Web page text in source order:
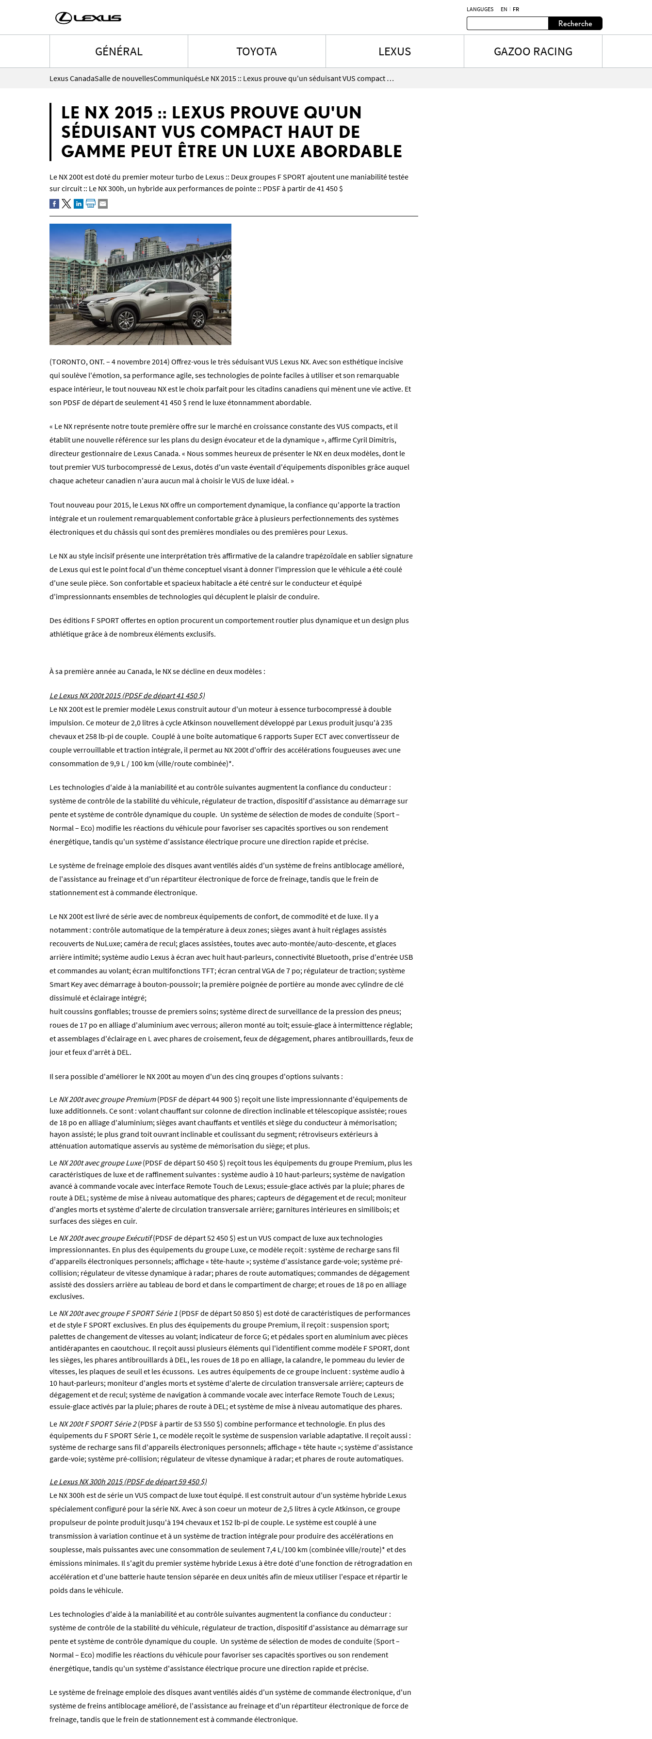
LANGUGES EN FR
Recherche
GÉNÉRAL TOYOTA LEXUS GAZOO RACING
Lexus CanadaSalle de nouvellesCommuniqués Le NX 2015 :: Lexus prouve qu'un séduisant VUS compact haut de gamme peut être un luxe abordable
LE NX 2015 :: LEXUS PROUVE QU'UN
SÉDUISANT VUS COMPACT HAUT DE
GAMME PEUT ÊTRE UN LUXE ABORDABLE
Le NX 200t est doté du premier moteur turbo de Lexus :: Deux groupes F SPORT ajoutent une maniabilité testée
sur circuit :: Le NX 300h, un hybride aux performances de pointe :: PDSF à partir de 41 450 $
(TORONTO, ONT. – 4 novembre 2014) Offrez-vous le très séduisant VUS Lexus NX. Avec son esthétique incisive
qui soulève l'émotion, sa performance agile, ses technologies de pointe faciles à utiliser et son remarquable
espace intérieur, le tout nouveau NX est le choix parfait pour les citadins canadiens qui mènent une vie active. Et
son PDSF de départ de seulement 41 450 $ rend le luxe étonnamment abordable.
« Le NX représente notre toute première offre sur le marché en croissance constante des VUS compacts, et il
établit une nouvelle référence sur les plans du design évocateur et de la dynamique », affirme Cyril Dimitris,
directeur gestionnaire de Lexus Canada. « Nous sommes heureux de présenter le NX en deux modèles, dont le
tout premier VUS turbocompressé de Lexus, dotés d'un vaste éventail d'équipements disponibles grâce auquel
chaque acheteur canadien n'aura aucun mal à choisir le VUS de luxe idéal. »
Tout nouveau pour 2015, le Lexus NX offre un comportement dynamique, la confiance qu'apporte la traction
intégrale et un roulement remarquablement confortable grâce à plusieurs perfectionnements des systèmes
électroniques et du châssis qui sont des premières mondiales ou des premières pour Lexus.
Le NX au style incisif présente une interprétation très affirmative de la calandre trapézoïdale en sablier signature
de Lexus qui est le point focal d'un thème conceptuel visant à donner l'impression que le véhicule a été coulé
d'une seule pièce. Son confortable et spacieux habitacle a été centré sur le conducteur et équipé
d'impressionnants ensembles de technologies qui décuplent le plaisir de conduire.
Des éditions F SPORT offertes en option procurent un comportement routier plus dynamique et un design plus
athlétique grâce à de nombreux éléments exclusifs.
À sa première année au Canada, le NX se décline en deux modèles :
Le Lexus NX 200t 2015 (PDSF de départ 41 450 $)
Le NX 200t est le premier modèle Lexus construit autour d'un moteur à essence turbocompressé à double
impulsion. Ce moteur de 2,0 litres à cycle Atkinson nouvellement développé par Lexus produit jusqu'à 235
chevaux et 258 lb-pi de couple. Couplé à une boîte automatique 6 rapports Super ECT avec convertisseur de
couple verrouillable et traction intégrale, il permet au NX 200t d'offrir des accélérations fougueuses avec une
consommation de 9,9 L / 100 km (ville/route combinée)*.
Les technologies d'aide à la maniabilité et au contrôle suivantes augmentent la confiance du conducteur :
système de contrôle de la stabilité du véhicule, régulateur de traction, dispositif d'assistance au démarrage sur
pente et système de contrôle dynamique du couple. Un système de sélection de modes de conduite (Sport –
Normal – Eco) modifie les réactions du véhicule pour favoriser ses capacités sportives ou son rendement
énergétique, tandis qu'un système d'assistance électrique procure une direction rapide et précise.
Le système de freinage emploie des disques avant ventilés aidés d'un système de freins antiblocage amélioré,
de l'assistance au freinage et d'un répartiteur électronique de force de freinage, tandis que le frein de
stationnement est à commande électronique.
Le NX 200t est livré de série avec de nombreux équipements de confort, de commodité et de luxe. Il y a
notamment : contrôle automatique de la température à deux zones; sièges avant à huit réglages assistés
recouverts de NuLuxe; caméra de recul; glaces assistées, toutes avec auto-montée/auto-descente, et glaces
arrière intimité; système audio Lexus à écran avec huit haut-parleurs, connectivité Bluetooth, prise d'entrée USB
et commandes au volant; écran multifonctions TFT; écran central VGA de 7 po; régulateur de traction; système
Smart Key avec démarrage à bouton-poussoir; la première poignée de portière au monde avec cylindre de clé
dissimulé et éclairage intégré;
huit coussins gonflables; trousse de premiers soins; système direct de surveillance de la pression des pneus;
roues de 17 po en alliage d'aluminium avec verrous; aileron monté au toit; essuie-glace à intermittence réglable;
et assemblages d'éclairage en L avec phares de croisement, feux de dégagement, phares antibrouillards, feux de
jour et feux d'arrêt à DEL.
Il sera possible d'améliorer le NX 200t au moyen d'un des cinq groupes d'options suivants :
Le NX 200t avec groupe Premium(PDSF de départ 44 900 $) reçoit une liste impressionnante d'équipements de
luxe additionnels. Ce sont : volant chauffant sur colonne de direction inclinable et télescopique assistée; roues
de 18 po en alliage d'aluminium; sièges avant chauffants et ventilés et siège du conducteur à mémorisation;
hayon assisté; le plus grand toit ouvrant inclinable et coulissant du segment; rétroviseurs extérieurs à
atténuation automatique asservis au système de mémorisation du siège; et plus.
Le NX 200t avec groupe Luxe(PDSF de départ 50 450 $) reçoit tous les équipements du groupe Premium, plus les
caractéristiques de luxe et de raffinement suivantes : système audio à 10 haut-parleurs; système de navigation
avancé à commande vocale avec interface Remote Touch de Lexus; essuie-glace activés par la pluie; phares de
route à DEL; système de mise à niveau automatique des phares; capteurs de dégagement et de recul; moniteur
d'angles morts et système d'alerte de circulation transversale arrière; garnitures intérieures en similibois; et
surfaces des sièges en cuir.
Le NX 200t avec groupe Exécutif(PDSF de départ 52 450 $) est un VUS compact de luxe aux technologies
impressionnantes. En plus des équipements du groupe Luxe, ce modèle reçoit : système de recharge sans fil
d'appareils électroniques personnels; affichage « tête-haute »; système d'assistance garde-voie; système pré-
collision; régulateur de vitesse dynamique à radar; phares de route automatiques; commandes de dégagement
assisté des dossiers arrière au tableau de bord et dans le compartiment de charge; et roues de 18 po en alliage
exclusives.
Le NX 200t avec groupe F SPORT Série 1 (PDSF de départ 50 850 $) est doté de caractéristiques de performances
et de style F SPORT exclusives. En plus des équipements du groupe Premium, il reçoit : suspension sport;
palettes de changement de vitesses au volant; indicateur de force G; et pédales sport en aluminium avec pièces
antidérapantes en caoutchouc. Il reçoit aussi plusieurs éléments qui l'identifient comme modèle F SPORT, dont
les sièges, les phares antibrouillards à DEL, les roues de 18 po en alliage, la calandre, le pommeau du levier de
vitesses, les plaques de seuil et les écussons. Les autres équipements de ce groupe incluent : système audio à
10 haut-parleurs; moniteur d'angles morts et système d'alerte de circulation transversale arrière; capteurs de
dégagement et de recul; système de navigation à commande vocale avec interface Remote Touch de Lexus;
essuie-glace activés par la pluie; phares de route à DEL; et système de mise à niveau automatique des phares.
Le NX 200t F SPORT Série 2(PDSF à partir de 53 550 $) combine performance et technologie. En plus des
équipements du F SPORT Série 1, ce modèle reçoit le système de suspension variable adaptative. Il reçoit aussi :
système de recharge sans fil d'appareils électroniques personnels; affichage « tête haute »; système d'assistance
garde-voie; système pré-collision; régulateur de vitesse dynamique à radar; et phares de route automatiques.
Le Lexus NX 300h 2015 (PDSF de départ 59 450 $)
Le NX 300h est de série un VUS compact de luxe tout équipé. Il est construit autour d'un système hybride Lexus
spécialement configuré pour la série NX. Avec à son coeur un moteur de 2,5 litres à cycle Atkinson, ce groupe
propulseur de pointe produit jusqu'à 194 chevaux et 152 lb-pi de couple. Le système est couplé à une
transmission à variation continue et à un système de traction intégrale pour produire des accélérations en
souplesse, mais puissantes avec une consommation de seulement 7,4 L/100 km (combinée ville/route)* et des
émissions minimales. Il s'agit du premier système hybride Lexus à être doté d'une fonction de rétrogradation en
accélération et d'une batterie haute tension séparée en deux unités afin de mieux utiliser l'espace et répartir le
poids dans le véhicule.
Les technologies d'aide à la maniabilité et au contrôle suivantes augmentent la confiance du conducteur :
système de contrôle de la stabilité du véhicule, régulateur de traction, dispositif d'assistance au démarrage sur
pente et système de contrôle dynamique du couple. Un système de sélection de modes de conduite (Sport –
Normal – Eco) modifie les réactions du véhicule pour favoriser ses capacités sportives ou son rendement
énergétique, tandis qu'un système d'assistance électrique procure une direction rapide et précise.
Le système de freinage emploie des disques avant ventilés aidés d'un système de commande électronique, d'un
système de freins antiblocage amélioré, de l'assistance au freinage et d'un répartiteur électronique de force de
freinage, tandis que le frein de stationnement est à commande électronique.